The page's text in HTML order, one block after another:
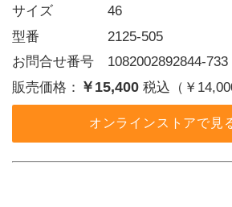
サイズ    46
型番     2125-505
お問合せ番号 1082002892844-733
販売価格： ￥15,400 税込（￥
オンラインストアで見